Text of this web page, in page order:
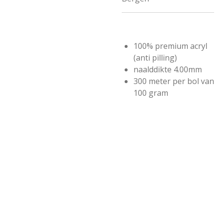
100% premium acryl
(anti pilling)
naalddikte 4.00mm
300 meter per bol van
100 gram